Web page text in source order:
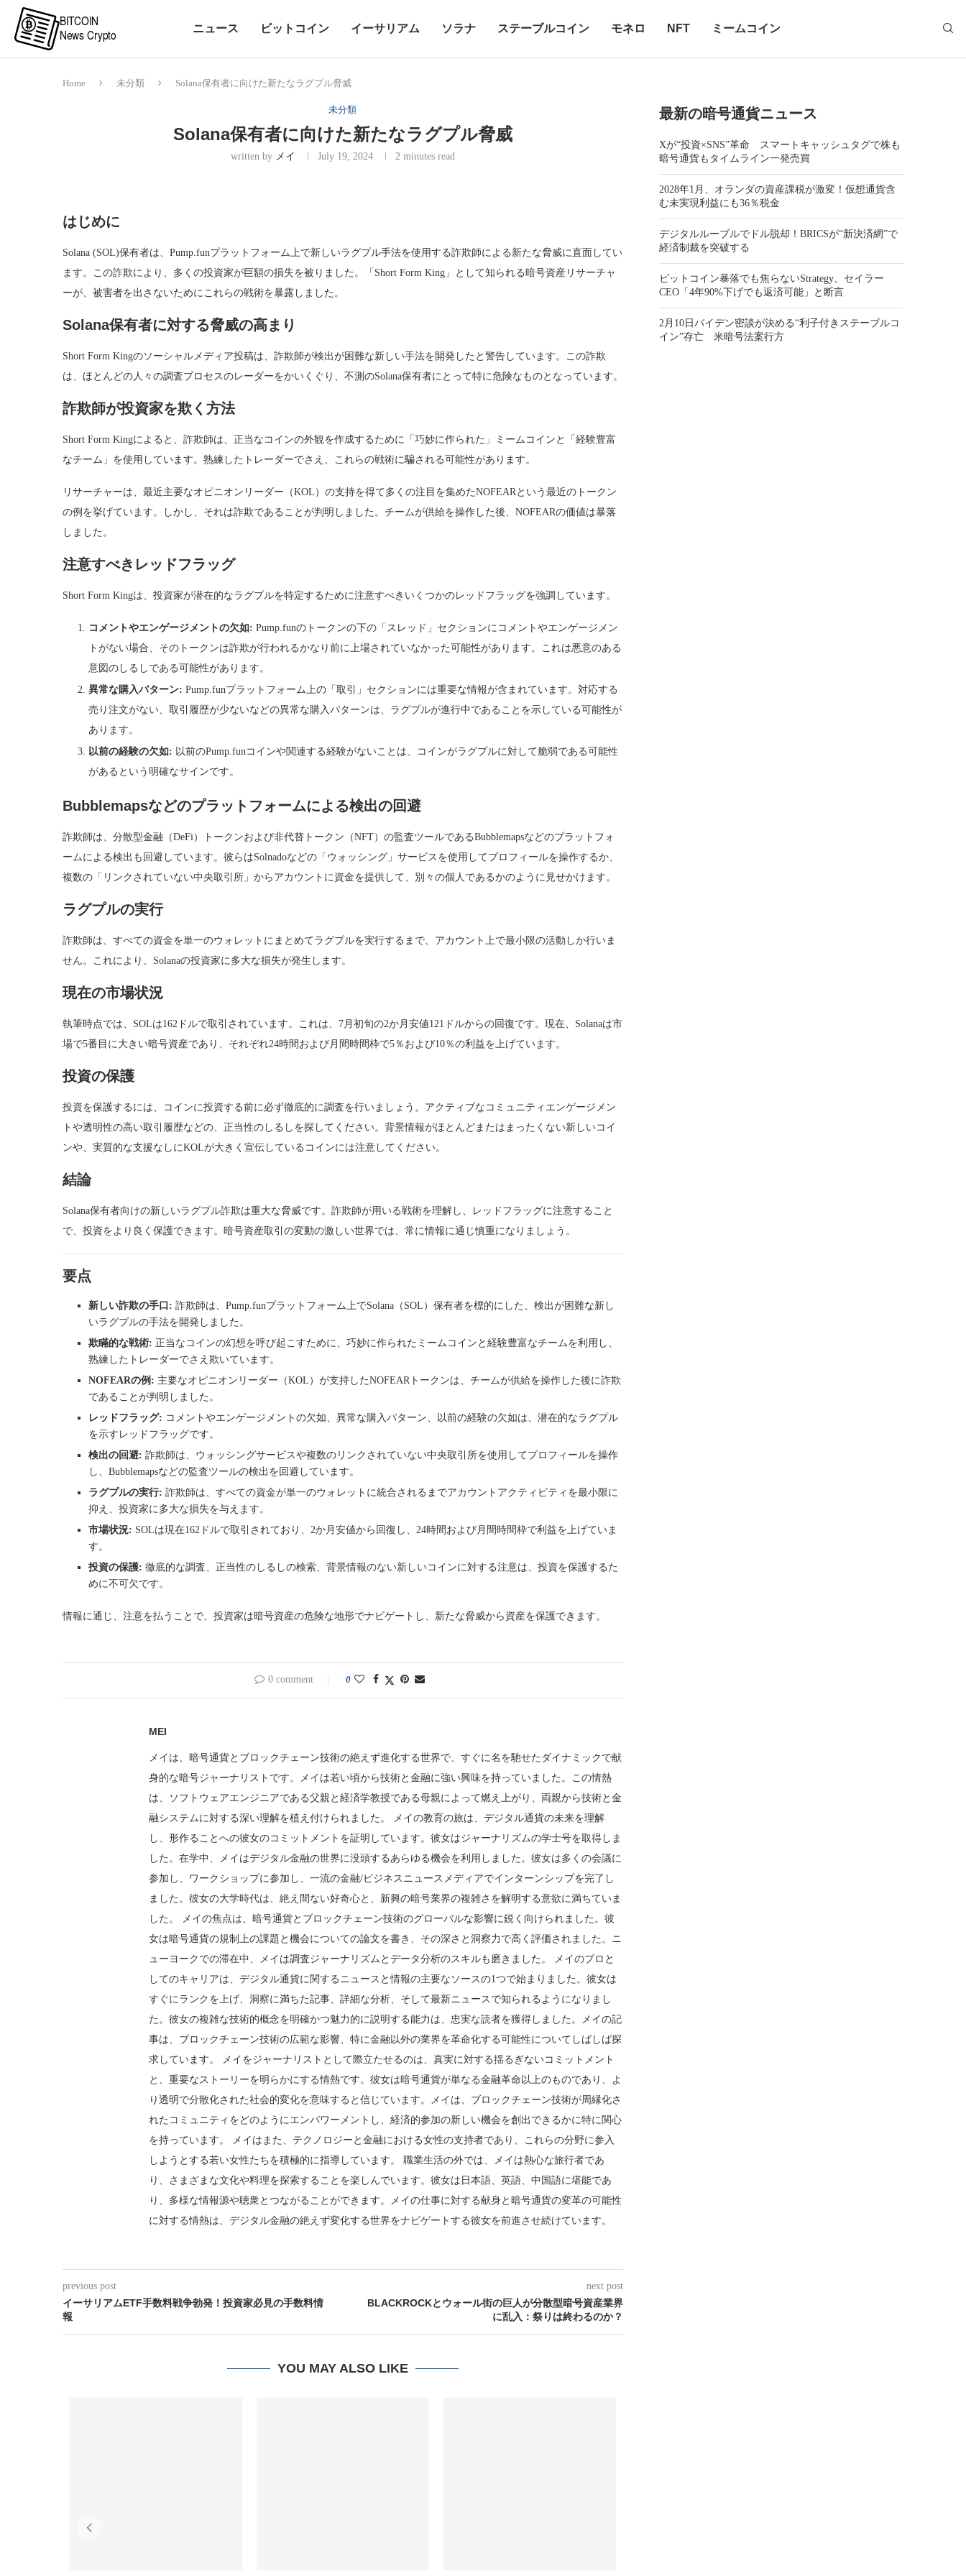
ニュース ビットコイン イーサリアム ソラナ ステーブルコイン モネロ NFT ミームコイン
Home 未分類 Solana保有者に向けた新たなラグプル脅威
未分類
Solana保有者に向けた新たなラグプル脅威
written by メイ July 19, 2024 2 minutes read
はじめに
Solana (SOL)保有者は、Pump.funプラットフォーム上で新しいラグプル手法を使用する詐欺師による新たな脅威に直面してい
ます。この詐欺により、多くの投資家が巨額の損失を被りました。「Short Form King」として知られる暗号資産リサーチャ
ーが、被害者を出さないためにこれらの戦術を暴露しました。
Solana保有者に対する脅威の高まり
Short Form Kingのソーシャルメディア投稿は、詐欺師が検出が困難な新しい手法を開発したと警告しています。この詐欺
は、ほとんどの人々の調査プロセスのレーダーをかいくぐり、不測のSolana保有者にとって特に危険なものとなっています。
詐欺師が投資家を欺く方法
Short Form Kingによると、詐欺師は、正当なコインの外観を作成するために「巧妙に作られた」ミームコインと「経験豊富
なチーム」を使用しています。熟練したトレーダーでさえ、これらの戦術に騙される可能性があります。
リサーチャーは、最近主要なオピニオンリーダー（KOL）の支持を得て多くの注目を集めたNOFEARという最近のトークン
の例を挙げています。しかし、それは詐欺であることが判明しました。チームが供給を操作した後、NOFEARの価値は暴落
しました。
注意すべきレッドフラッグ
Short Form Kingは、投資家が潜在的なラグプルを特定するために注意すべきいくつかのレッドフラッグを強調しています。
コメントやエンゲージメントの欠如: Pump.funのトークンの下の「スレッド」セクションにコメントやエンゲージメン
トがない場合、そのトークンは詐欺が行われるかなり前に上場されていなかった可能性があります。これは悪意のある
意図のしるしである可能性があります。
異常な購入パターン: Pump.funプラットフォーム上の「取引」セクションには重要な情報が含まれています。対応する
売り注文がない、取引履歴が少ないなどの異常な購入パターンは、ラグプルが進行中であることを示している可能性が
あります。
以前の経験の欠如: 以前のPump.funコインや関連する経験がないことは、コインがラグプルに対して脆弱である可能性
があるという明確なサインです。
Bubblemapsなどのプラットフォームによる検出の回避
詐欺師は、分散型金融（DeFi）トークンおよび非代替トークン（NFT）の監査ツールであるBubblemapsなどのプラットフォ
ームによる検出も回避しています。彼らはSolnadoなどの「ウォッシング」サービスを使用してプロフィールを操作するか、
複数の「リンクされていない中央取引所」からアカウントに資金を提供して、別々の個人であるかのように見せかけます。
ラグプルの実行
詐欺師は、すべての資金を単一のウォレットにまとめてラグプルを実行するまで、アカウント上で最小限の活動しか行いま
せん。これにより、Solanaの投資家に多大な損失が発生します。
現在の市場状況
執筆時点では、SOLは162ドルで取引されています。これは、7月初旬の2か月安値121ドルからの回復です。現在、Solanaは市
場で5番目に大きい暗号資産であり、それぞれ24時間および月間時間枠で5％および10％の利益を上げています。
投資の保護
投資を保護するには、コインに投資する前に必ず徹底的に調査を行いましょう。アクティブなコミュニティエンゲージメン
トや透明性の高い取引履歴などの、正当性のしるしを探してください。背景情報がほとんどまたはまったくない新しいコイ
ンや、実質的な支援なしにKOLが大きく宣伝しているコインには注意してください。
結論
Solana保有者向けの新しいラグプル詐欺は重大な脅威です。詐欺師が用いる戦術を理解し、レッドフラッグに注意すること
で、投資をより良く保護できます。暗号資産取引の変動の激しい世界では、常に情報に通じ慎重になりましょう。
要点
新しい詐欺の手口: 詐欺師は、Pump.funプラットフォーム上でSolana（SOL）保有者を標的にした、検出が困難な新し
いラグプルの手法を開発しました。
欺瞞的な戦術: 正当なコインの幻想を呼び起こすために、巧妙に作られたミームコインと経験豊富なチームを利用し、
熟練したトレーダーでさえ欺いています。
NOFEARの例: 主要なオピニオンリーダー（KOL）が支持したNOFEARトークンは、チームが供給を操作した後に詐欺
であることが判明しました。
レッドフラッグ: コメントやエンゲージメントの欠如、異常な購入パターン、以前の経験の欠如は、潜在的なラグプル
を示すレッドフラッグです。
検出の回避: 詐欺師は、ウォッシングサービスや複数のリンクされていない中央取引所を使用してプロフィールを操作
し、Bubblemapsなどの監査ツールの検出を回避しています。
ラグプルの実行: 詐欺師は、すべての資金が単一のウォレットに統合されるまでアカウントアクティビティを最小限に
抑え、投資家に多大な損失を与えます。
市場状況: SOLは現在162ドルで取引されており、2か月安値から回復し、24時間および月間時間枠で利益を上げていま
す。
投資の保護: 徹底的な調査、正当性のしるしの検索、背景情報のない新しいコインに対する注意は、投資を保護するた
めに不可欠です。
情報に通じ、注意を払うことで、投資家は暗号資産の危険な地形でナビゲートし、新たな脅威から資産を保護できます。
0 comment 0
MEI
メイは、暗号通貨とブロックチェーン技術の絶えず進化する世界で、すぐに名を馳せたダイナミックで献
身的な暗号ジャーナリストです。メイは若い頃から技術と金融に強い興味を持っていました。この情熱
は、ソフトウェアエンジニアである父親と経済学教授である母親によって燃え上がり、両親から技術と金
融システムに対する深い理解を植え付けられました。 メイの教育の旅は、デジタル通貨の未来を理解
し、形作ることへの彼女のコミットメントを証明しています。彼女はジャーナリズムの学士号を取得しま
した。在学中、メイはデジタル金融の世界に没頭するあらゆる機会を利用しました。彼女は多くの会議に
参加し、ワークショップに参加し、一流の金融/ビジネスニュースメディアでインターンシップを完了し
ました。彼女の大学時代は、絶え間ない好奇心と、新興の暗号業界の複雑さを解明する意欲に満ちていま
した。 メイの焦点は、暗号通貨とブロックチェーン技術のグローバルな影響に鋭く向けられました。彼
女は暗号通貨の規制上の課題と機会についての論文を書き、その深さと洞察力で高く評価されました。ニ
ューヨークでの滞在中、メイは調査ジャーナリズムとデータ分析のスキルも磨きました。 メイのプロと
してのキャリアは、デジタル通貨に関するニュースと情報の主要なソースの1つで始まりました。彼女は
すぐにランクを上げ、洞察に満ちた記事、詳細な分析、そして最新ニュースで知られるようになりまし
た。彼女の複雑な技術的概念を明確かつ魅力的に説明する能力は、忠実な読者を獲得しました。メイの記
事は、ブロックチェーン技術の広範な影響、特に金融以外の業界を革命化する可能性についてしばしば探
求しています。 メイをジャーナリストとして際立たせるのは、真実に対する揺るぎないコミットメント
と、重要なストーリーを明らかにする情熱です。彼女は暗号通貨が単なる金融革命以上のものであり、よ
り透明で分散化された社会的変化を意味すると信じています。メイは、ブロックチェーン技術が周縁化さ
れたコミュニティをどのようにエンパワーメントし、経済的参加の新しい機会を創出できるかに特に関心
を持っています。 メイはまた、テクノロジーと金融における女性の支持者であり、これらの分野に参入
しようとする若い女性たちを積極的に指導しています。 職業生活の外では、メイは熱心な旅行者であ
り、さまざまな文化や料理を探索することを楽しんでいます。彼女は日本語、英語、中国語に堪能であ
り、多様な情報源や聴衆とつながることができます。メイの仕事に対する献身と暗号通貨の変革の可能性
に対する情熱は、デジタル金融の絶えず変化する世界をナビゲートする彼女を前進させ続けています。
previous post
イーサリアムETF手数料戦争勃発！投資家必見の手数料情
報
next post
BLACKROCKとウォール街の巨人が分散型暗号資産業界
に乱入：祭りは終わるのか？
YOU MAY ALSO LIKE
最新の暗号通貨ニュース
Xが“投資×SNS”革命 スマートキャッシュタグで株も
暗号通貨もタイムライン一発売買
2028年1月、オランダの資産課税が激変！仮想通貨含
む未実現利益にも36％税金
デジタルルーブルでドル脱却！BRICSが“新決済網”で
経済制裁を突破する
ビットコイン暴落でも焦らないStrategy、セイラー
CEO「4年90%下げでも返済可能」と断言
2月10日バイデン密談が決める“利子付きステーブルコ
イン”存亡 米暗号法案行方